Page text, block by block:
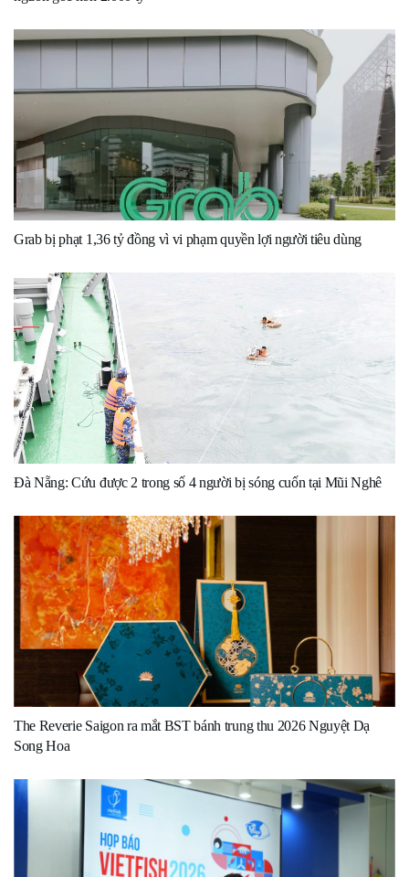
Grab bị phạt 1,36 tỷ đồng vì vi phạm quyền lợi người tiêu dùng
Đà Nẵng: Cứu được 2 trong số 4 người bị sóng cuốn tại Mũi Nghê
The Reverie Saigon ra mắt BST bánh trung thu 2026 Nguyệt Dạ
Song Hoa